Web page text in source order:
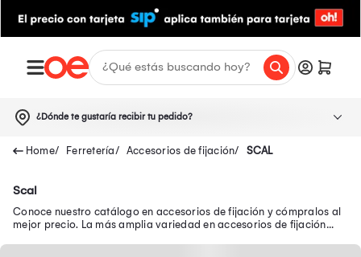
¿Dónde te gustaría recibir tu pedido?
Ferretería Accesorios de fijación SCAL
Scal
Conoce nuestro catálogo en accesorios de fijación y cómpralos al
mejor precio. La más amplia variedad en accesorios de fijación